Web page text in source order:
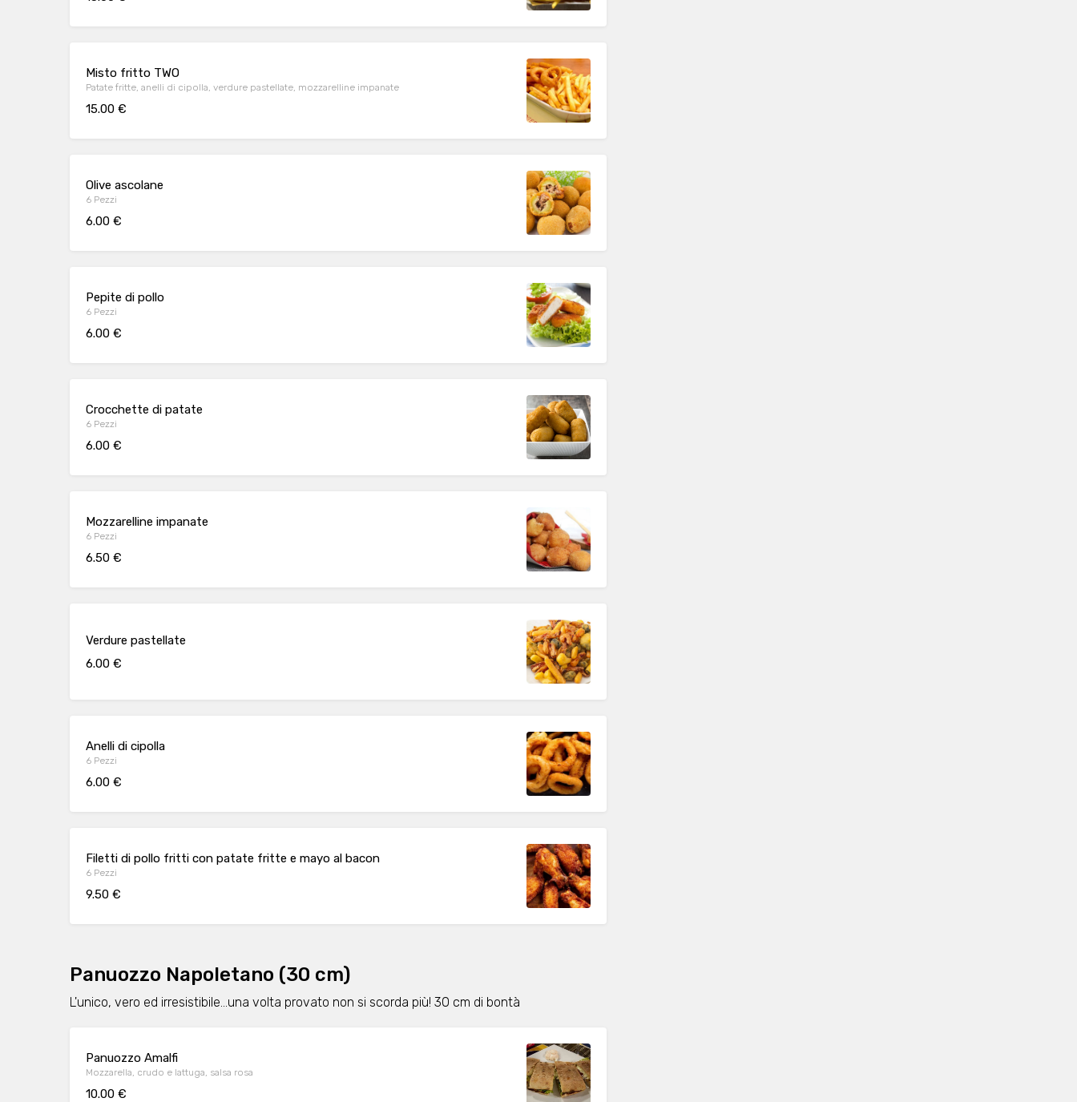
Misto fritto TWO
Patate fritte, anelli di cipolla, verdure pastellate, mozzarelline impanate
15.00 €
Olive ascolane
6 Pezzi
6.00 €
Pepite di pollo
6 Pezzi
6.00 €
Crocchette di patate
6 Pezzi
6.00 €
Mozzarelline impanate
6 Pezzi
6.50 €
Verdure pastellate
6.00 €
Anelli di cipolla
6 Pezzi
6.00 €
Filetti di pollo fritti con patate fritte e mayo al bacon
6 Pezzi
9.50 €
Panuozzo Napoletano (30 cm)
L'unico, vero ed irresistibile...una volta provato non si scorda più! 30 cm di bontà
Panuozzo Amalfi
Mozzarella, crudo e lattuga, salsa rosa
10.00 €